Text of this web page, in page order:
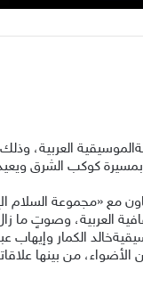
العربية،
ديسمبر المقبل، فيعمل يحتفي
العربية، وصوتٍ ما
الكمار وإيهاب
من بينها